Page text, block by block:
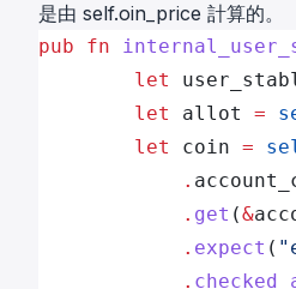
是由 self.oin_price 計算的。
pub fn
        let
        let
allot =
        let
coin =
            .
            .
get (&
            .
expect (
            .